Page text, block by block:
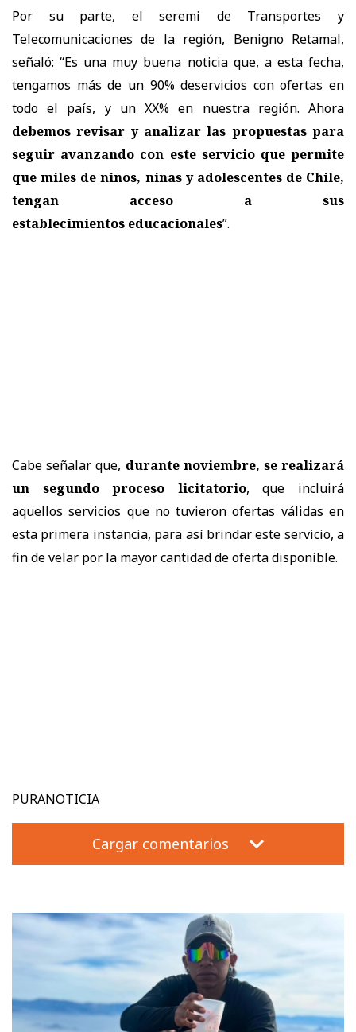
Por su parte, el seremi de Transportes y
Telecomunicaciones de la región, Benigno Retamal,
señaló: “Es una muy buena noticia que, a esta fecha,
tengamos más de un 90% deservicios con ofertas en
todo el país, y un XX% en nuestra región. Ahora
debemos revisar y analizar las propuestas para
seguir avanzando con este servicio que permite
que miles de niños, niñas y adolescentes de Chile,
tengan acceso a sus
establecimientos educacionales”.
Cabe señalar que, durante noviembre, se realizará
un segundo proceso licitatorio, que incluirá
aquellos servicios que no tuvieron ofertas válidas en
esta primera instancia, para así brindar este servicio, a
fin de velar por la mayor cantidad de oferta disponible.
PURANOTICIA
Cargar comentarios